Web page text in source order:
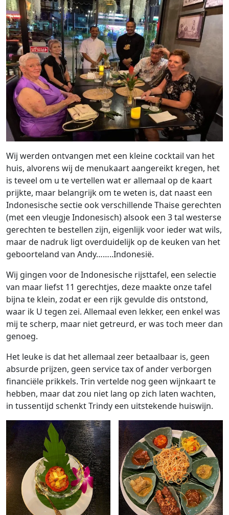
Wij werden ontvangen met een kleine cocktail van het
huis, alvorens wij de menukaart aangereikt kregen, het
is teveel om u te vertellen wat er allemaal op de kaart
prijkte, maar belangrijk om te weten is, dat naast een
Indonesische sectie ook verschillende Thaise gerechten
(met een vleugje Indonesisch) alsook een 3 tal westerse
gerechten te bestellen zijn, eigenlijk voor ieder wat wils,
maar de nadruk ligt overduidelijk op de keuken van het
geboorteland van Andy……..Indonesië.
Wij gingen voor de Indonesische rijsttafel, een selectie
van maar liefst 11 gerechtjes, deze maakte onze tafel
bijna te klein, zodat er een rijk gevulde dis ontstond,
waar ik U tegen zei. Allemaal even lekker, een enkel was
mij te scherp, maar niet getreurd, er was toch meer dan
genoeg.
Het leuke is dat het allemaal zeer betaalbaar is, geen
absurde prijzen, geen service tax of ander verborgen
financiële prikkels. Trin vertelde nog geen wijnkaart te
hebben, maar dat zou niet lang op zich laten wachten,
in tussentijd schenkt Trindy een uitstekende huiswijn.